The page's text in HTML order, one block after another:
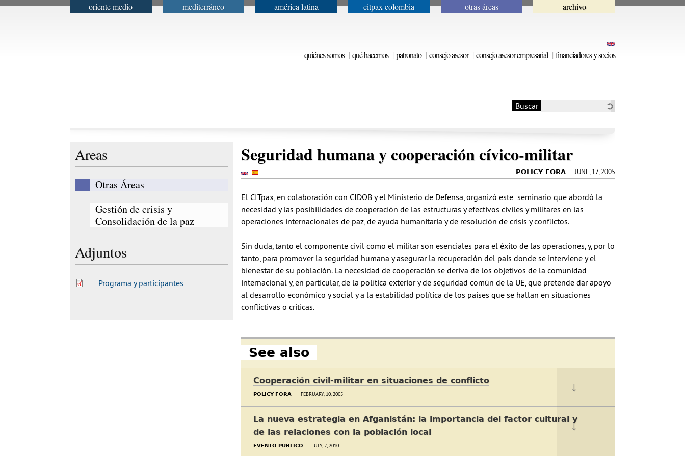
Jump to navigation
oriente medio mediterráneo américa latina citpax colombia otras áreas archivo
quiénes somos qué hacemos patronato consejo asesor consejo asesor empresarial financiadores y socios
búsqueda
Buscar
Seguridad humana y cooperación cívico-militar
POLICY FORA JUNE, 17, 2005
El CITpax, en colaboración con CIDOB y el Ministerio de Defensa, organizó este seminario que abordó la
necesidad y las posibilidades de cooperación de las estructuras y efectivos civiles y militares en las
operaciones internacionales de paz, de ayuda humanitaria y de resolución de crisis y conflictos.
Sin duda, tanto el componente civil como el militar son esenciales para el éxito de las operaciones, y, por lo
tanto, para promover la seguridad humana y asegurar la recuperación del país donde se interviene y el
bienestar de su población. La necesidad de cooperación se deriva de los objetivos de la comunidad
internacional y, en particular, de la política exterior y de seguridad común de la UE, que pretende dar apoyo
al desarrollo económico y social y a la estabilidad política de los países que se hallan en situaciones
conflictivas o críticas.
See also
Cooperación civil-militar en situaciones de conflicto
POLICY FORA FEBRUARY, 10, 2005
La nueva estrategia en Afganistán: la importancia del factor cultural y
de las relaciones con la población local
EVENTO PÚBLICO JULY, 2, 2010
Areas
Otras Áreas
Gestión de crisis y
Consolidación de la paz
Adjuntos
Programa y participantes